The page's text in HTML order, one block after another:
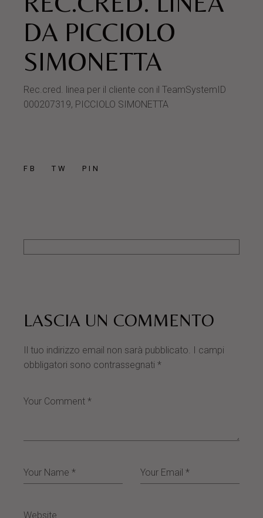
DA PICCIOLO
SIMONETTA
Rec.cred. linea per il cliente con il TeamSystemID
000207319, PICCIOLO SIMONETTA
FB TW PIN
LASCIA UN COMMENTO
Il tuo indirizzo email non sarà pubblicato. I campi
obbligatori sono contrassegnati*